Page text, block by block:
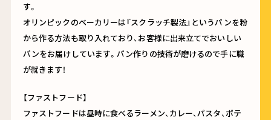
す。
オリンピックのベーカリーは『スクラッチ製法』というパンを粉
から作る方法も取り入れており、お客様に出来立てでおいしい
パンをお届けしています。パン作りの技術が磨けるので手に職
が就きます！
【ファストフード】
ファストフードは昼時に食べるラーメン、カレー、パスタ、ポテ